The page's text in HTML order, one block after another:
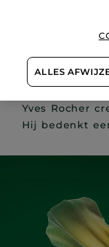
neemt hij een
cosmetica
Yves Rocher
Hij bedenkt
ALLES